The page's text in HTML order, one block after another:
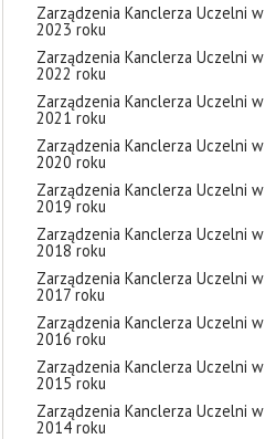
Zarządzenia Kanclerza Uczelni w
2023 roku
Zarządzenia Kanclerza Uczelni w
2022 roku
Zarządzenia Kanclerza Uczelni w
2021 roku
Zarządzenia Kanclerza Uczelni w
2020 roku
Zarządzenia Kanclerza Uczelni w
2019 roku
Zarządzenia Kanclerza Uczelni w
2018 roku
Zarządzenia Kanclerza Uczelni w
2017 roku
Zarządzenia Kanclerza Uczelni w
2016 roku
Zarządzenia Kanclerza Uczelni w
2015 roku
Zarządzenia Kanclerza Uczelni w
2014 roku